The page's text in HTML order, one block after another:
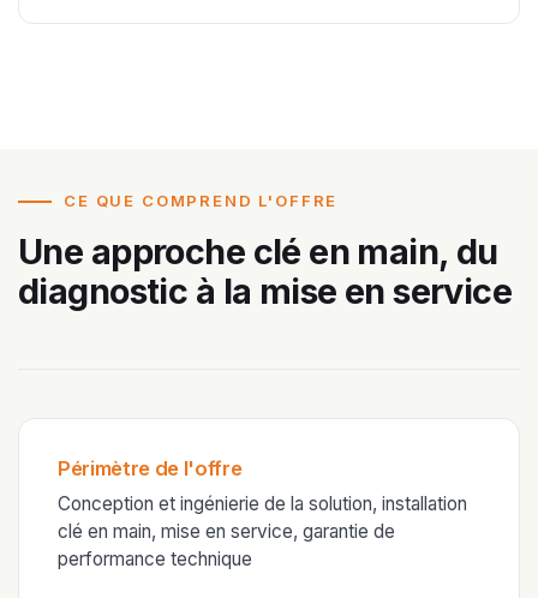
CE QUE COMPREND L'OFFRE
Une approche clé en main, du
diagnostic à la mise en service
Périmètre de l'offre
Conception et ingénierie de la solution, installation
clé en main, mise en service, garantie de
performance technique